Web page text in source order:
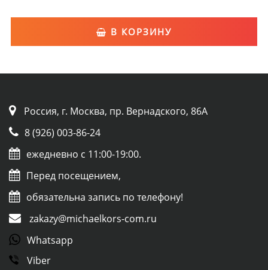
В КОРЗИНУ
Россия, г. Москва, пр. Вернадского, 86А
8 (926) 003-86-24
ежедневно с 11:00-19:00.
Перед посещением,
обязательна запись по телефону!
zakazy@michaelkors-com.ru
Whatsapp
Viber